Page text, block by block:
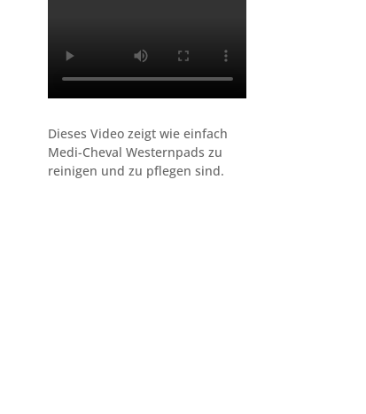
Dieses Video zeigt wie einfach
Medi-Cheval Westernpads zu
reinigen und zu pflegen sind.